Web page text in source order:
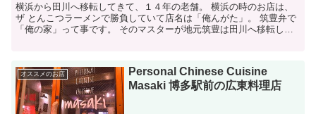
横浜から田川へ移転してきて、１４年の老舗。 横浜の時のお店は、
ザ とんこつラーメンで勝負していて店名は「俺んがた」。 筑豊弁で
「俺の家」って事です。 そのマスターが地元筑豊は田川へ移転した
オススメのお店
Personal Chinese Cuisine
Masaki 博多駅前の広東料理店